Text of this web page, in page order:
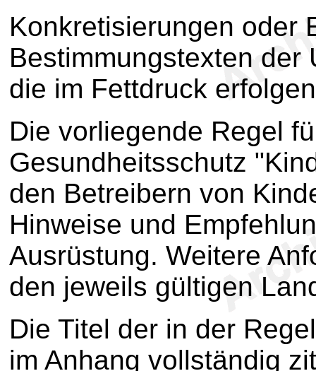
Konkretisierungen oder
Bestimmungstexten der
die im Fettdruck
Die vorliegende Regel
Gesundheitsschutz
den Betreibern von
Hinweise und
Ausrüstung. Weitere
den jeweils gültigen
Die Titel der in der
im Anhang vollständig